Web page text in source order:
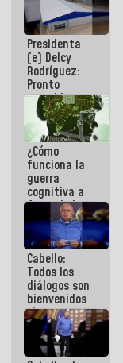
adaptarse
al plan de
ahorro
energético
Presidenta
(e) Delcy
Rodríguez:
Pronto
restableceremos
las
operaciones
en el
Aeropuerto
Internacional
de
Maiquetía
¿Cómo
funciona la
guerra
cognitiva a
favor de la
narrativa
hegemónica?
(1)
Cabello:
Todos los
diálogos son
bienvenidos
siempre que
estén en el
marco de la
Constitución